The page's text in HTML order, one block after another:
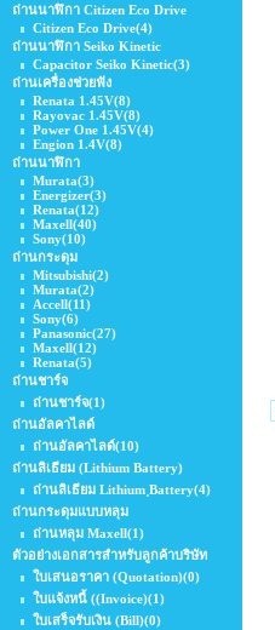
ถ่านนาฬิกา Citizen Eco Drive
Citizen Eco Drive(4)
ถ่านนาฬิกา Seiko Kinetic
Capacitor Seiko Kinetic(3)
ถ่านเครื่องช่วยฟัง
Renata 1.45V(8)
Rayovac 1.45V(8)
Power One 1.45V(4)
Engion 1.4V(8)
ถ่านนาฬิกา
Murata(3)
Energizer(3)
Renata(12)
Maxell(40)
Sony(10)
ถ่านกระดุม
Mitsubishi(2)
Murata(2)
Accell(11)
Sony(6)
Panasonic(27)
Maxell(12)
Renata(5)
ถ่านชาร์จ
ถ่านชาร์จ(1)
ถ่านอัลคาไลด์
ถ่านอัลคาไลด์(10)
ถ่านลิเธียม (Lithium Battery)
ถ่านลิเธียม Lithium ฺBattery(4)
ถ่านกระดุมแบบหลุม
ถ่านหลุม Maxell(1)
ตัวอย่างเอกสารสำหรับลูกค้าบริษัท
ใบเสนอราคา (Quotation)(0)
ใบแจ้งหนี้ ((Invoice)(1)
ใบเสร็จรับเงิน (Bill)(0)